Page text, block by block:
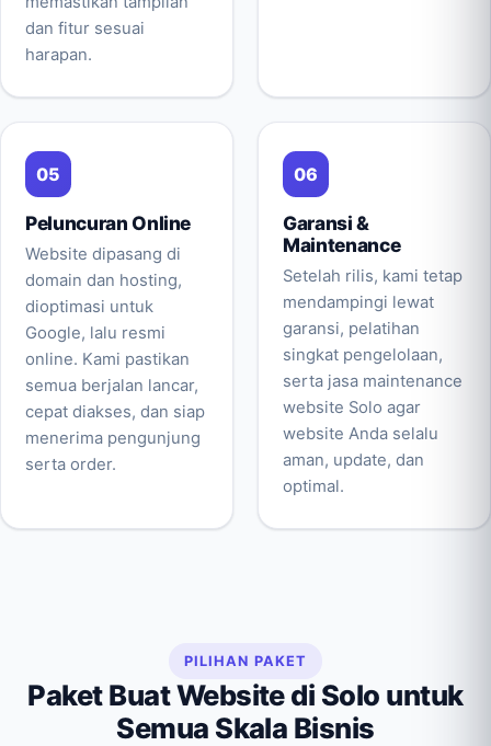
dan fitur sesuai
harapan.
Peluncuran Online
Website dipasang di
domain dan hosting,
dioptimasi untuk
Google, lalu resmi
online. Kami pastikan
semua berjalan lancar,
cepat diakses, dan siap
menerima pengunjung
serta order.
Garansi &
Maintenance
Setelah rilis, kami tetap
mendampingi lewat
garansi, pelatihan
singkat pengelolaan,
serta jasa maintenance
website Solo agar
website Anda selalu
aman, update, dan
optimal.
PILIHAN PAKET
Paket Buat Website di Solo untuk
Semua Skala Bisnis